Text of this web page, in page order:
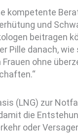
kompetente
und
beitragen
Pille danach,
ohne
(LNG) zur
die
oder